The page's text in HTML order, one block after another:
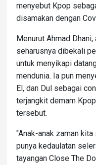
menyebut Kpop
disamakan dengan
Menurut Ahmad
seharusnya dibekali
untuk menyikapi
mendunia. Ia pun
El, dan Dul sebagai
terjangkit demam
tersebut.
"Anak-anak zaman
punya kedaulatan
tayangan Close The